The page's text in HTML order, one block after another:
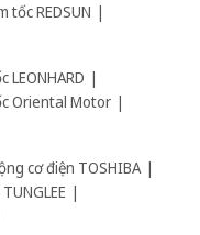
tốc REDSUN
Oriental Motor
cơ điện TOSHIBA